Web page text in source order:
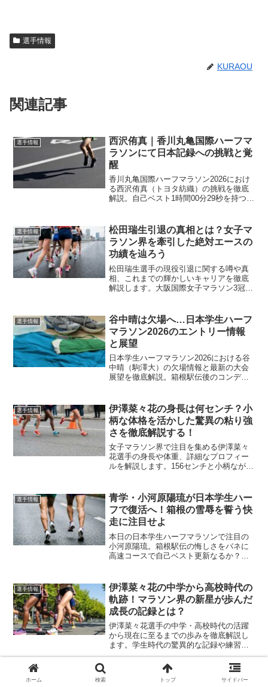
選手情報
KURAOU
関連記事
選手情報
西沢侑真｜香川丸亀国際ハーフマ
ラソンにて日本記録への挑戦と覚
醒
香川丸亀国際ハーフマラソン2026におけ
る西沢侑真（トヨタ紡織）の挑戦を徹底
解説。自己ベスト1時間00分29秒を持つエ
見せた覚醒の真価に迫ります。
選手情報
松田瑞生引退の真相とは？女子マ
ラソン界を牽引した絶対エースの
功績を辿ろう
松田瑞生選手の現役引退に関する噂や真
相、これまでの輝かしいキャリアを徹底
解説します。大阪国際女子マラソン3冠達
悩から現役続行に至ったドラマまで、フ
ァンが知りたい最新情報を凝縮。彼女が
日本女子マラソン界に刻んだ功績を共に
振り返りましょう。
選手情報
谷中晴は欠場へ…日本学生ハーフ
マラソン2026のエントリー情報
と展望
日本学生ハーフマラソン2026における谷
中晴（駒澤大）の欠場情報と最新の大会
展望を徹底解説。箱根駅伝後のコンディ
バーシアード選考への影響まで詳細に分
析します。
選手情報
伊澤菜々花の身長は何センチ？小
柄な体格を活かした驚異の粘り強
さを徹底解説する！
女子マラソン界で注目を集める伊澤菜々
花選手の身長や体重、詳細なプロフィー
ルを解説します。156センチと小柄なが
度の引退を経てスターツで復帰した経歴
や最新の大会成績まで、伊澤菜々花の魅
力を余すことなくお届けします。
選手情報
青学・小河原陽琉が日本学生ハー
フで復活へ！箱根の雪辱を誓う快
走に注目せよ
本日の日本学生ハーフマラソンで注目の
小河原陽琉。箱根駅伝の悔しさをバネに
高速コースで自己ベスト更新なるか？青
ます。
選手情報
伊澤菜々花の中学から高校時代の
軌跡！マラソン界の新星が歩んだ
成長の記録とは？
伊澤菜々花選手の中学・高校時代の活躍
から現在に至るまでの歩みを徹底解説し
ます。学生時代の驚異的な記録や練習環
境、当時のエピソードを詳しく紹介！陸
上界で注目を集める彼女の強さの秘密は
どこにあるのか。マラソンファン必見の
情報を凝縮してお届けします。
ホーム 検索 トップ サイドバー